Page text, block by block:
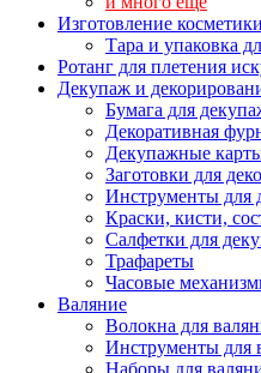
Изготовление
Тара и упаковка
Ротанг для плетения
Декупаж и
Бумага для
Декоративная
Декупажные
Заготовки для
Инструменты для
Краски, кисти,
Салфетки для
Трафареты
Часовые
Валяние
Волокна для
Инструменты для
Наборы для